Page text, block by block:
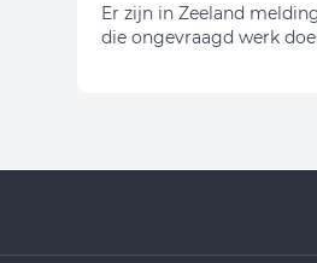
Er zijn in Zeeland
die ongevraagd werk